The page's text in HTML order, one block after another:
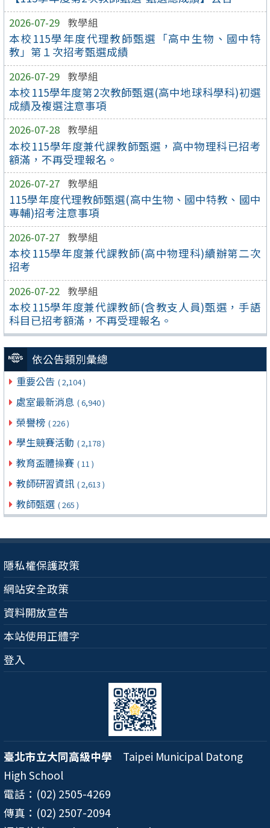
2026-07-29 教學組
本校115學年度代理教師甄選「高中生物、國中特
教」第１次招考甄選成績
2026-07-29 教學組
本校115學年度第2次教師甄選(高中地球科學科)初選
成績及複選注意事項
2026-07-28 教學組
本校115學年度兼代課教師甄選，高中物理科已招考
額滿，不再受理報名。
2026-07-27 教學組
115學年度代理教師甄選(高中生物、國中特教、國中
專輔)招考注意事項
2026-07-27 教學組
本校115學年度兼代課教師(高中物理科)續辦第二次
招考
2026-07-22 教學組
本校115學年度兼代課教師(含教支人員)甄選，手語
科目已招考額滿，不再受理報名。
依公告類別彙總
重要公告 ( 2,104 )
處室最新消息 ( 6,940 )
榮譽榜 ( 226 )
學生競賽活動 ( 2,178 )
教育盃體操賽 ( 11 )
教師研習資訊 ( 2,613 )
教師甄選 ( 265 )
隱私權保護政策
網站安全政策
資料開放宣告
本站使用正體字
登入
臺北市立大同高級中學 Taipei Municipal Datong
High School
電話：(02) 2505-4269
傳真：(02) 2507-2094